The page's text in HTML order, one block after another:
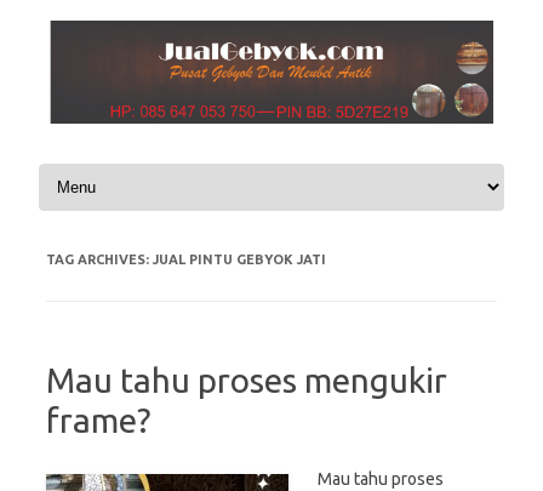
Skip to content
TAG ARCHIVES: JUAL PINTU GEBYOK JATI
Mau tahu proses mengukir
frame?
Mau tahu proses